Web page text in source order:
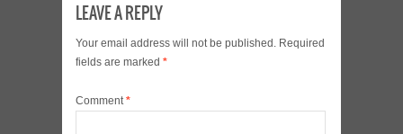
LEAVE A REPLY
Your email address will not be published. Required
fields are marked *
Comment*